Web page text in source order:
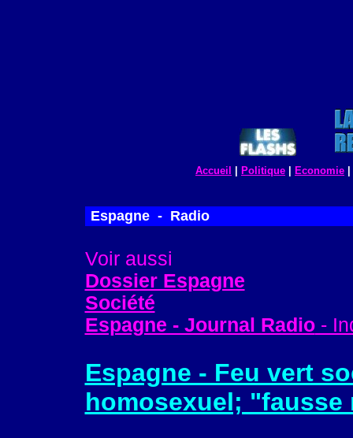
Accueil Politique Economie
Espagne - Radio
Voir aussi
Dossier Espagne
Société
Espagne - Journal Radio-
Espagne - Feu vert
homosexuel;